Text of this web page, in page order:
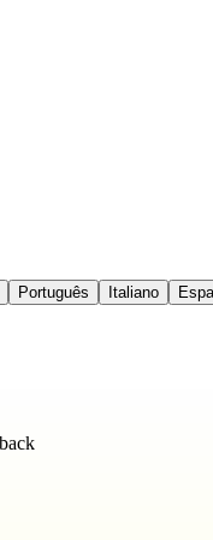
Português Italiano